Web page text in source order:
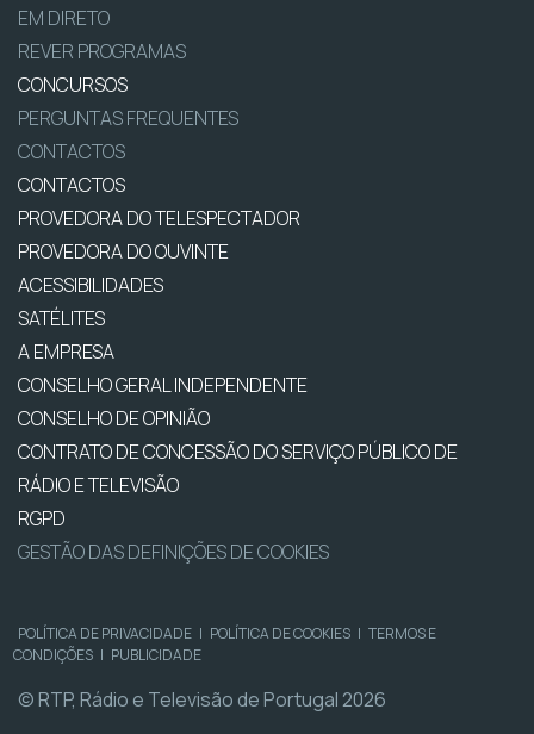
EM DIRETO
REVER PROGRAMAS
CONCURSOS
PERGUNTAS FREQUENTES
CONTACTOS
CONTACTOS
PROVEDORA DO TELESPECTADOR
PROVEDORA DO OUVINTE
ACESSIBILIDADES
SATÉLITES
A EMPRESA
CONSELHO GERAL INDEPENDENTE
CONSELHO DE OPINIÃO
CONTRATO DE CONCESSÃO DO SERVIÇO PÚBLICO DE
RÁDIO E TELEVISÃO
RGPD
GESTÃO DAS DEFINIÇÕES DE COOKIES
POLÍTICA DE PRIVACIDADE | POLÍTICA DE COOKIES | TERMOS E
CONDIÇÕES | PUBLICIDADE
© RTP, Rádio e Televisão de Portugal 2026